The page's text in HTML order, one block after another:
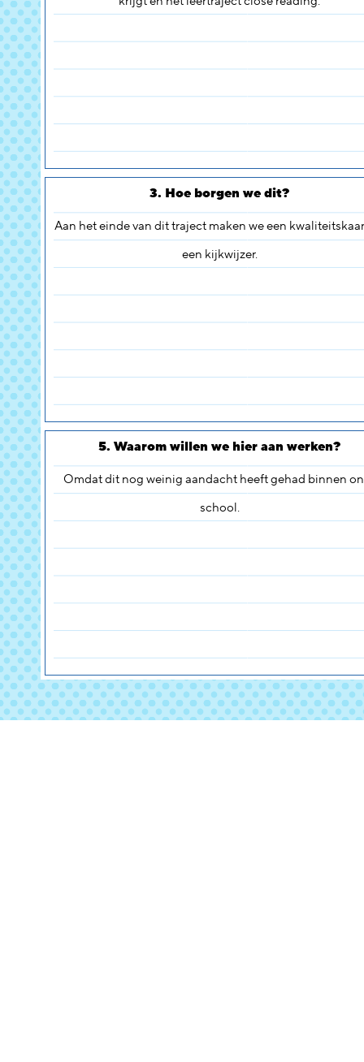
3. Hoe borgen we dit?
Aan het einde van dit traject maken we een
een kijkwijzer.
5. Waarom willen we hier aan werken?
Omdat dit nog weinig aandacht heeft gehad binnen
school.